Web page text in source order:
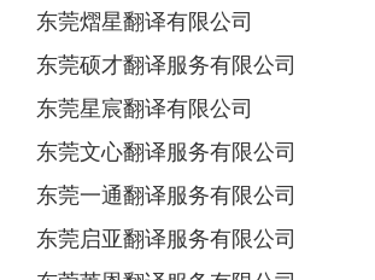
东莞熠星翻译有限公司
东莞硕才翻译服务有限公司
东莞星宸翻译有限公司
东莞文心翻译服务有限公司
东莞一通翻译服务有限公司
东莞启亚翻译服务有限公司